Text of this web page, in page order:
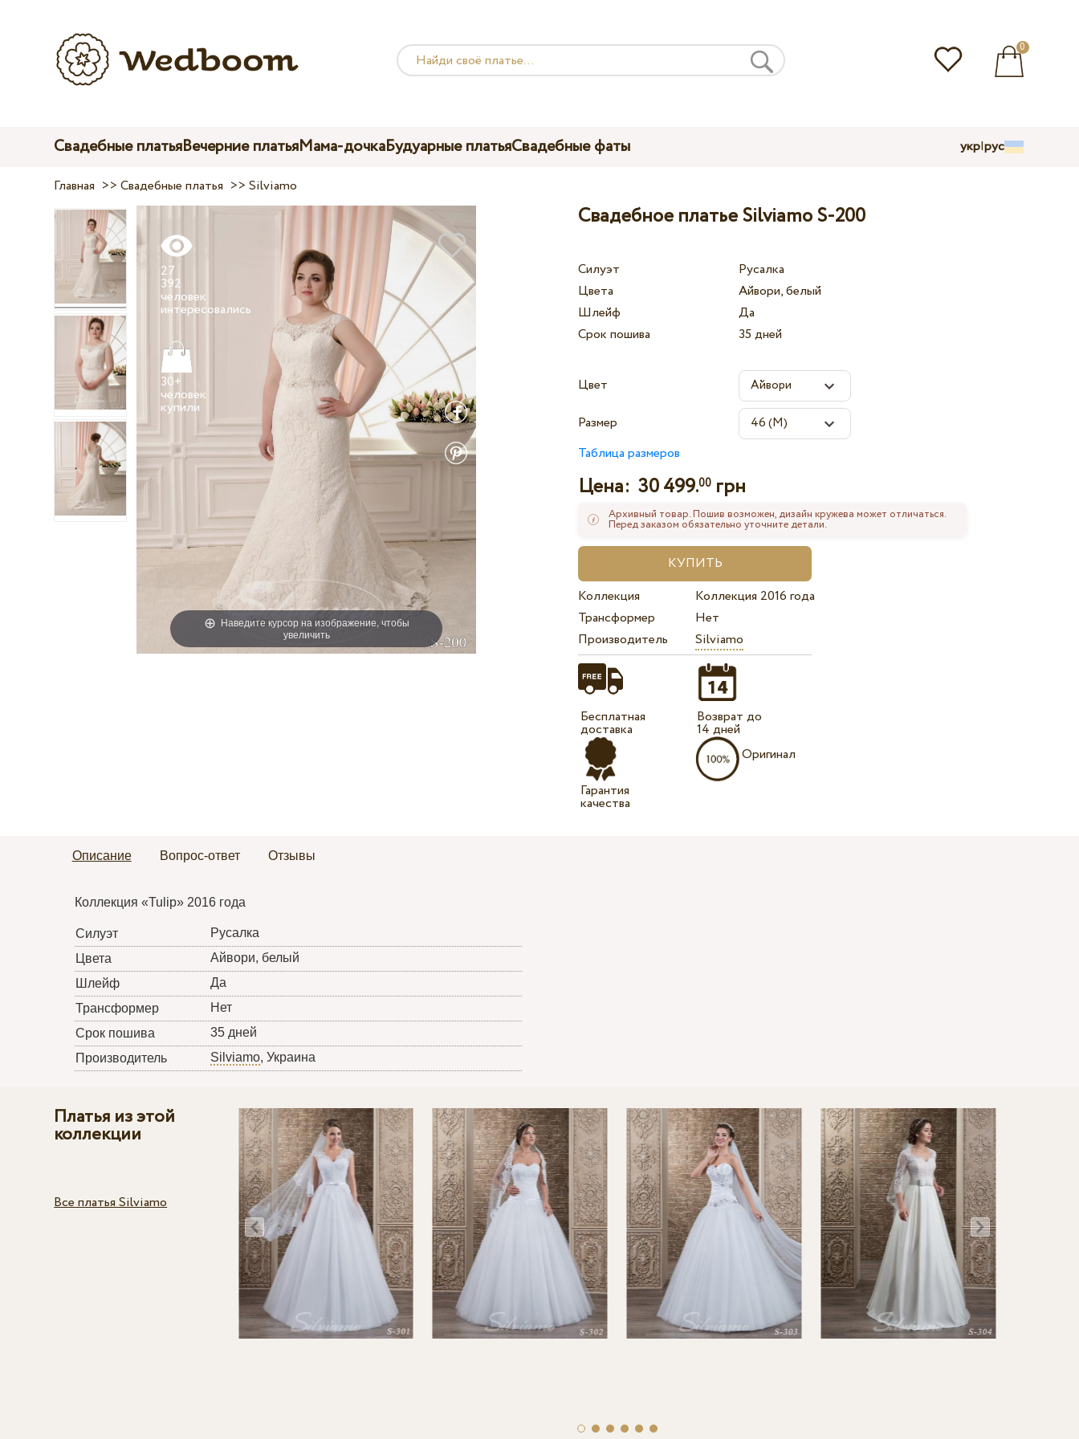
0
Свадебные платьяВечерние платьяМама-дочкаБудуарные платьяСвадебные фаты укр|рус
Главная >>Свадебные платья >>Silviamo
Наведите курсор на изображение, чтобы
увеличить
27
392
человек
30+
человек
Свадебное платье Silviamo S-200
Силуэт
Русалка
Цвета
Айвори, белый
Шлейф
Да
Срок пошива
35 дней
Цвет
Размер
Таблица размеров
Цена:30 499.00 грн
Архивный товар. Пошив возможен, дизайн кружева может отличаться.
Перед заказом обязательно уточните детали.
Коллекция
Коллекция 2016 года
Трансформер
Нет
Производитель
Silviamo
Бесплатная
доставка
Гарантия
качества
Возврат до
14 дней
Оригинал
Описание Вопрос-ответ Отзывы
Коллекция «Tulip» 2016 года
Силуэт
Русалка
Цвета
Айвори, белый
Шлейф
Да
Трансформер
Нет
Срок пошива
35 дней
Производитель
Silviamo, Украина
Платья из этой
коллекции
Все платья Silviamo